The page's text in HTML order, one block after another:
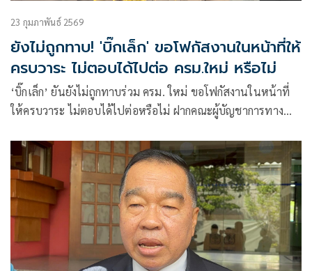
23 กุมภาพันธ์ 2569
ยังไม่ถูกทาบ! 'บิ๊กเล็ก' ขอโฟกัสงานในหน้าที่ให้
ครบวาระ ไม่ตอบได้ไปต่อ ครม.ใหม่ หรือไม่
‘บิ๊กเล็ก’ ยันยังไม่ถูกทาบร่วม ครม. ใหม่ ขอโฟกัสงานในหน้าที่
ให้ครบวาระ ไม่ตอบได้ไปต่อหรือไม่ ฝากคณะผู้บัญชาการทาง